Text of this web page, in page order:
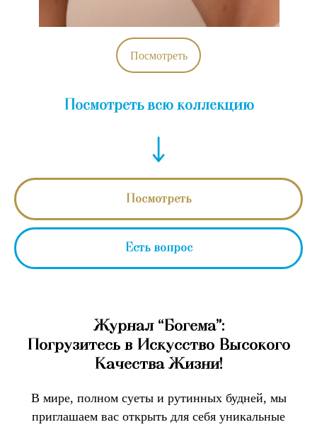
Посмотреть
Посмотреть всю коллекцию
Посмотреть
Есть вопрос
Журнал “Богема”:
Погрузитесь в Искусство Высокого
Качества Жизни!
В мире, полном суеты и рутинных будней, мы
приглашаем вас открыть для себя уникальные